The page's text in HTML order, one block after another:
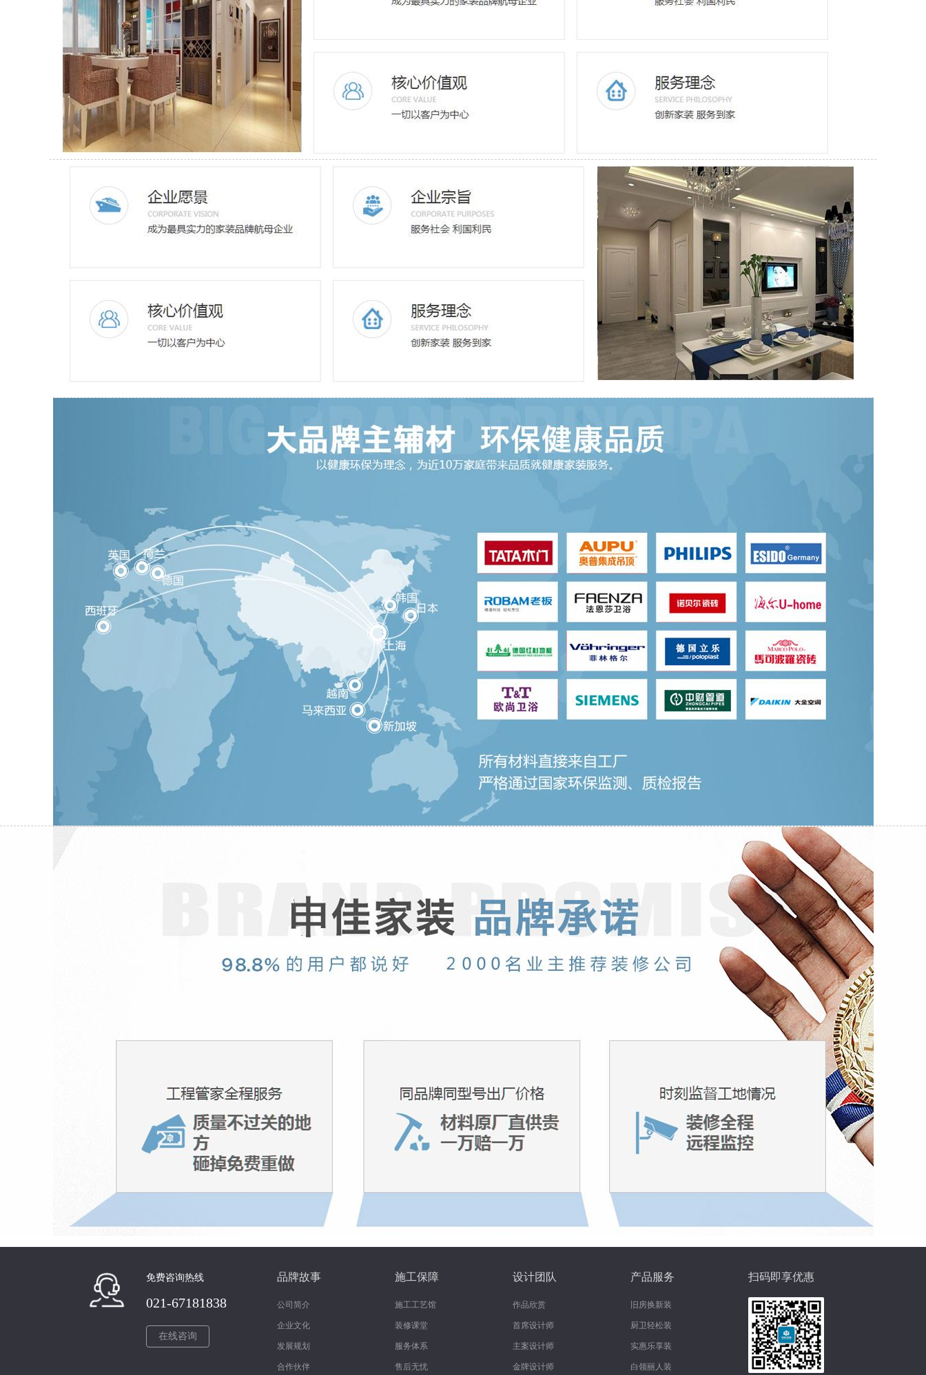
免费咨询热线
021-67181838
在线咨询
品牌故事
公司简介
企业文化
发展规划
合作伙伴
施工保障
施工工艺馆
装修课堂
服务体系
售后无忧
设计团队
作品欣赏
首席设计师
主案设计师
金牌设计师
产品服务
旧房换新装
厨卫轻松装
实惠乐享装
白领丽人装
扫码即享优惠